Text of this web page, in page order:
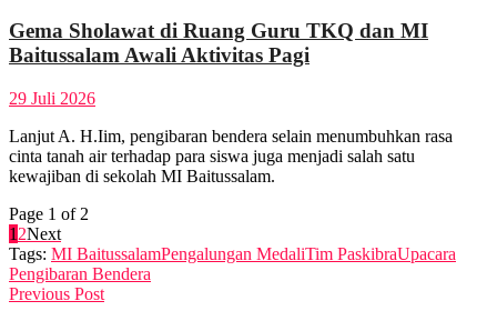
Gema Sholawat di Ruang Guru TKQ dan MI
Baitussalam Awali Aktivitas Pagi
29 Juli 2026
Lanjut A. H.Iim, pengibaran bendera selain menumbuhkan rasa
cinta tanah air terhadap para siswa juga menjadi salah satu
kewajiban di sekolah MI Baitussalam.
Page 1 of 2
1 2Next
Tags: MI BaitussalamPengalungan MedaliTim PaskibraUpacara
Pengibaran Bendera
Previous Post